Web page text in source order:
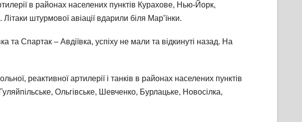
в районах населених пунктів Курахове, Нью-Йорк,
штурмової авіації вдарили біля Мар’їнки.
та Спартак – Авдіївка, успіху не мали та відкинуті назад. На
реактивної артилерії і танків в районах населених пунктів
Ольгівське, Шевченко, Бурлацьке, Новосілка,